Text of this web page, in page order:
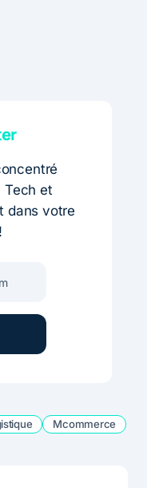
Tech et
dans votre
Mcommerce